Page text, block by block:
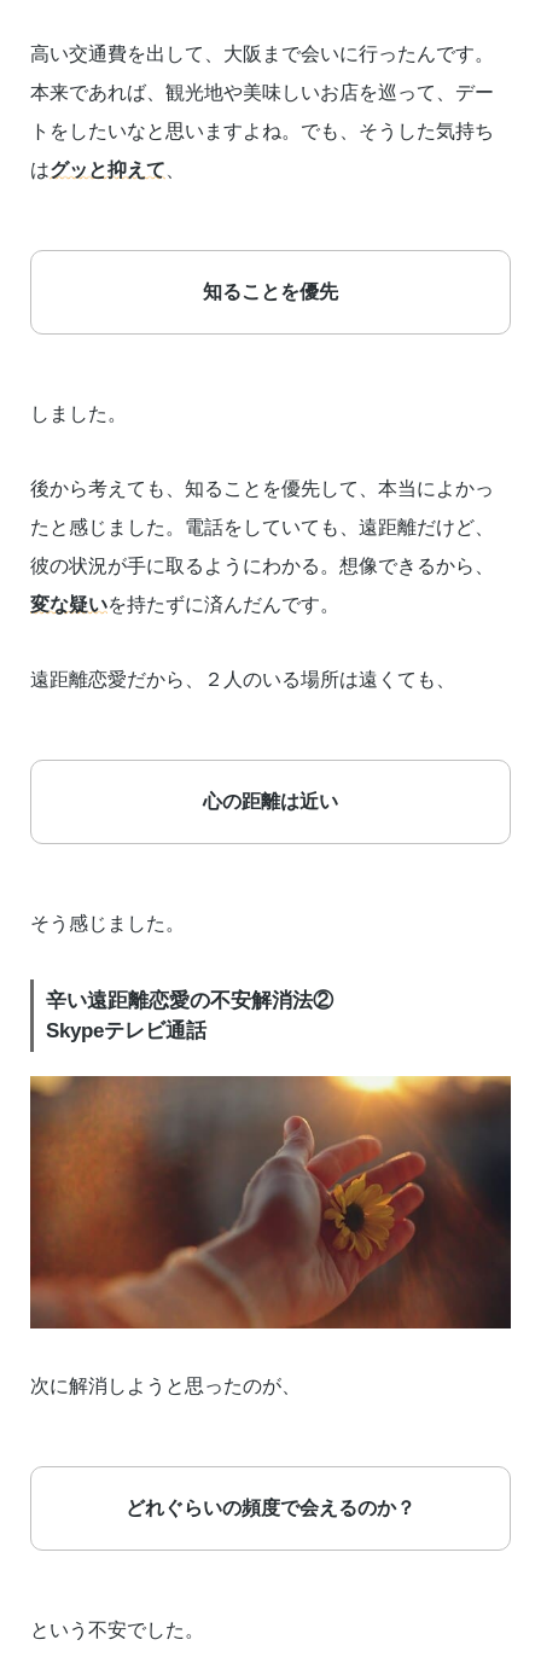
高い交通費を出して、大阪まで会いに行ったんです。
本来であれば、観光地や美味しいお店を巡って、デー
トをしたいなと思いますよね。でも、そうした気持ち
はグッと抑えて
知ることを優先
しました。
後から考えても、知ることを優先して、本当によかっ
たと感じました。電話をしていても、遠距離だけど、
彼の状況が手に取るようにわかる。想像できるから、
変な疑いを持たずに済んだんです。
遠距離恋愛だから、２人のいる場所は遠くても、
心の距離は近い
そう感じました。
辛い遠距離恋愛の不安解消法②
Skypeテレビ通話
次に解消しようと思ったのが、
どれぐらいの頻度で会えるのか？
という不安でした。